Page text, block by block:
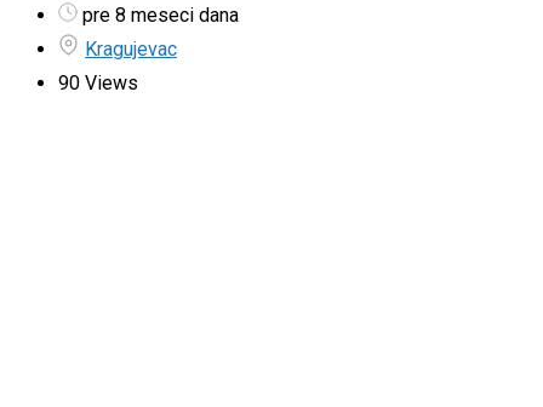
pre 8 meseci dana
Kragujevac
90 Views